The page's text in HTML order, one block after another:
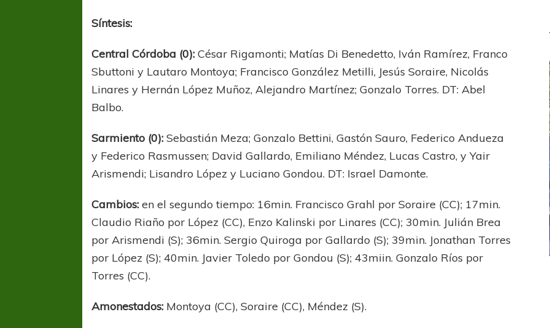
Síntesis:
Central Córdoba (0): César Rigamonti; Matías Di Benedetto, Iván Ramírez, Franco
Sbuttoni y Lautaro Montoya; Francisco González Metilli, Jesús Soraire, Nicolás
Linares y Hernán López Muñoz, Alejandro Martínez; Gonzalo Torres. DT: Abel
Balbo.
Sarmiento (0): Sebastián Meza; Gonzalo Bettini, Gastón Sauro, Federico Andueza
y Federico Rasmussen; David Gallardo, Emiliano Méndez, Lucas Castro, y Yair
Arismendi; Lisandro López y Luciano Gondou. DT: Israel Damonte.
Cambios:en el segundo tiempo: 16min. Francisco Grahl por Soraire (CC); 17min.
Claudio Riaño por López (CC), Enzo Kalinski por Linares (CC); 30min. Julián Brea
por Arismendi (S); 36min. Sergio Quiroga por Gallardo (S); 39min. Jonathan Torres
por López (S); 40min. Javier Toledo por Gondou (S); 43miin. Gonzalo Ríos por
Torres (CC).
Amonestados: Montoya (CC), Soraire (CC), Méndez (S).